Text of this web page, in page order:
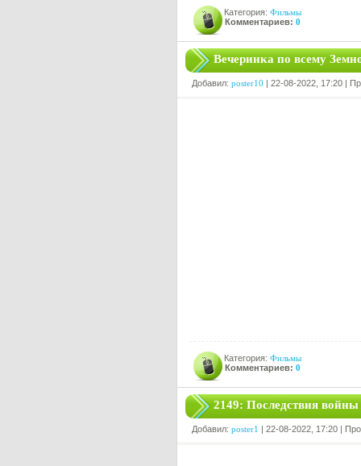
Категория: Фильмы
Комментариев: 0
Вечеринка по всему
Добавил: poster10 | 22-08-2022, 17:20 |
Категория: Фильмы
Комментариев: 0
2149: Последствия
Добавил: poster1 | 22-08-2022, 17:20 |